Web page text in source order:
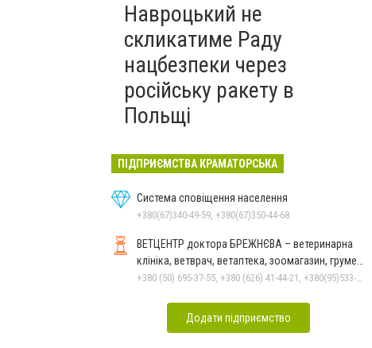
Навроцький не
скликатиме Раду
нацбезпеки через
російську ракету в
Польщі
ПІДПРИЄМСТВА КРАМАТОРСЬКА
Система сповіщення населення
+380(67)340-49-59, +380(67)350-44-68
ВЕТЦЕНТР доктора БРЕЖНЄВА – ветеринарна
клініка, ветврач, ветаптека, зоомагазин, грумер,
стрижки.
+380 (50) 695-37-55, +380 (626) 41-44-21, +380(95)533-90-03
Додати підприємство